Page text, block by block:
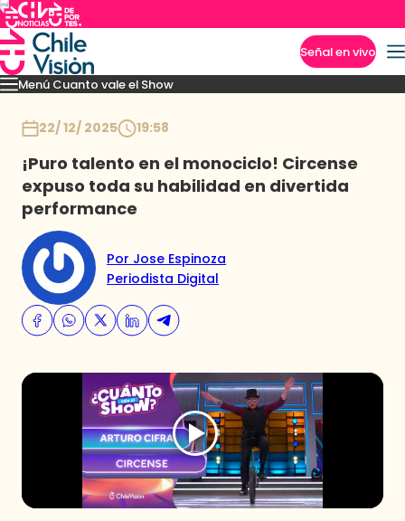
Señal en vivo
Menú Cuanto vale el Show
Momentos Presentaciones Capítulos Casting Noticias
22/ 12/ 2025 19:58
¡Puro talento en el monociclo! Circense
expuso toda su habilidad en divertida
performance
Por Jose Espinoza
Periodista Digital
Imperdibles
Programas
Club De La Comedia
Contigo en Directo
Plan Perfecto